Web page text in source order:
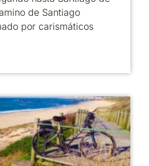
de Santiago
por carismáticos